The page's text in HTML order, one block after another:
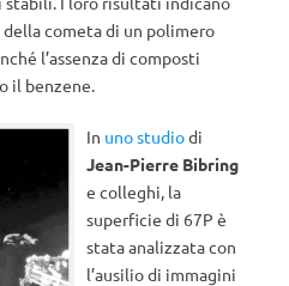
cometa di un polimero
l’assenza di composti
il benzene.
In uno studiodi
Jean-Pierre Bibring
e colleghi, la
superficie di 67P è
stata analizzata con
l’ausilio di immagini